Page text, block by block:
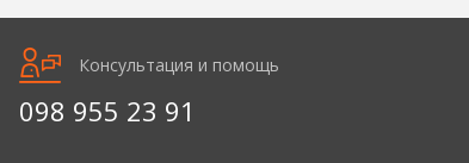
Консультация и помощь
098 955 23 91